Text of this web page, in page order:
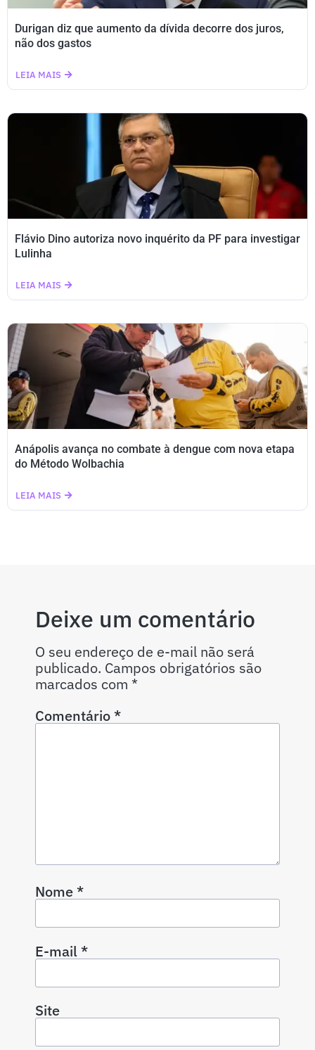
Durigan diz que aumento da dívida decorre dos juros,
não dos gastos
LEIA MAIS
Flávio Dino autoriza novo inquérito da PF para investigar
Lulinha
LEIA MAIS
Anápolis avança no combate à dengue com nova etapa
do Método Wolbachia
LEIA MAIS
Deixe um comentário
O seu endereço de e-mail não será
publicado. Campos obrigatórios são
marcados com *
Comentário*
Nome*
E-mail*
Site